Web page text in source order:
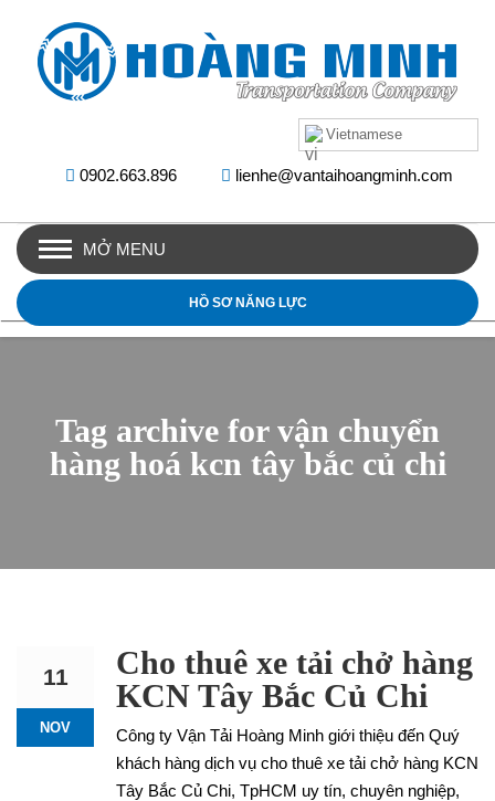
Vietnamese
0902.663.896 lienhe@vantaihoangminh.com
MỞ MENU
HỒ SƠ NĂNG LỰC
Tag archive for vận chuyển
hàng hoá kcn tây bắc củ chi
11
NOV
Cho thuê xe tải chở hàng
KCN Tây Bắc Củ Chi
Công ty Vận Tải Hoàng Minh giới thiệu đến Quý
khách hàng dịch vụ cho thuê xe tải chở hàng KCN
Tây Bắc Củ Chi, TpHCM uy tín, chuyên nghiệp,